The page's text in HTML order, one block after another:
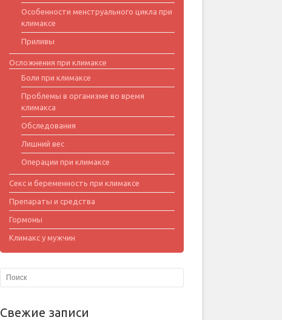
Особенности менструального цикла при
климаксе
Приливы
Осложнения при климаксе
Боли при климаксе
Проблемы в организме во время
климакса
Обследования
Лишний вес
Операции при климаксе
Секс и беременность при климаксе
Препараты и средства
Гормоны
Климакс у мужчин
Свежие записи